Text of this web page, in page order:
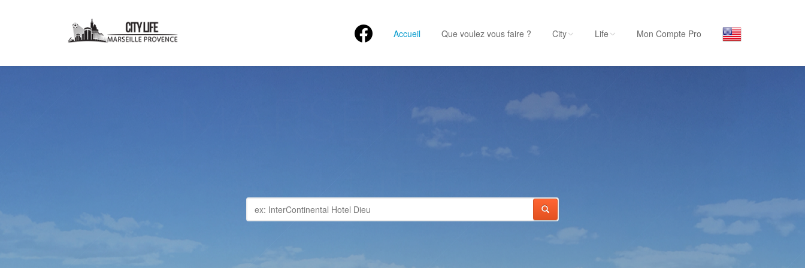
Accueil Que voulez vous faire ?
Commerces
City Life Mon Compte Pro
MARSEILLE CITY
LIFE
Plus de 700 établissements